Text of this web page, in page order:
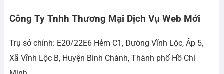
Công Ty Tnhh Thương Mại Dịch Vụ Web Mới
Trụ sở chính: E20/22E6 Hẻm C1, Đường Vĩnh Lộc, Ấp 5,
Xã Vĩnh Lộc B, Huyện Bình Chánh, Thành phố Hồ Chí